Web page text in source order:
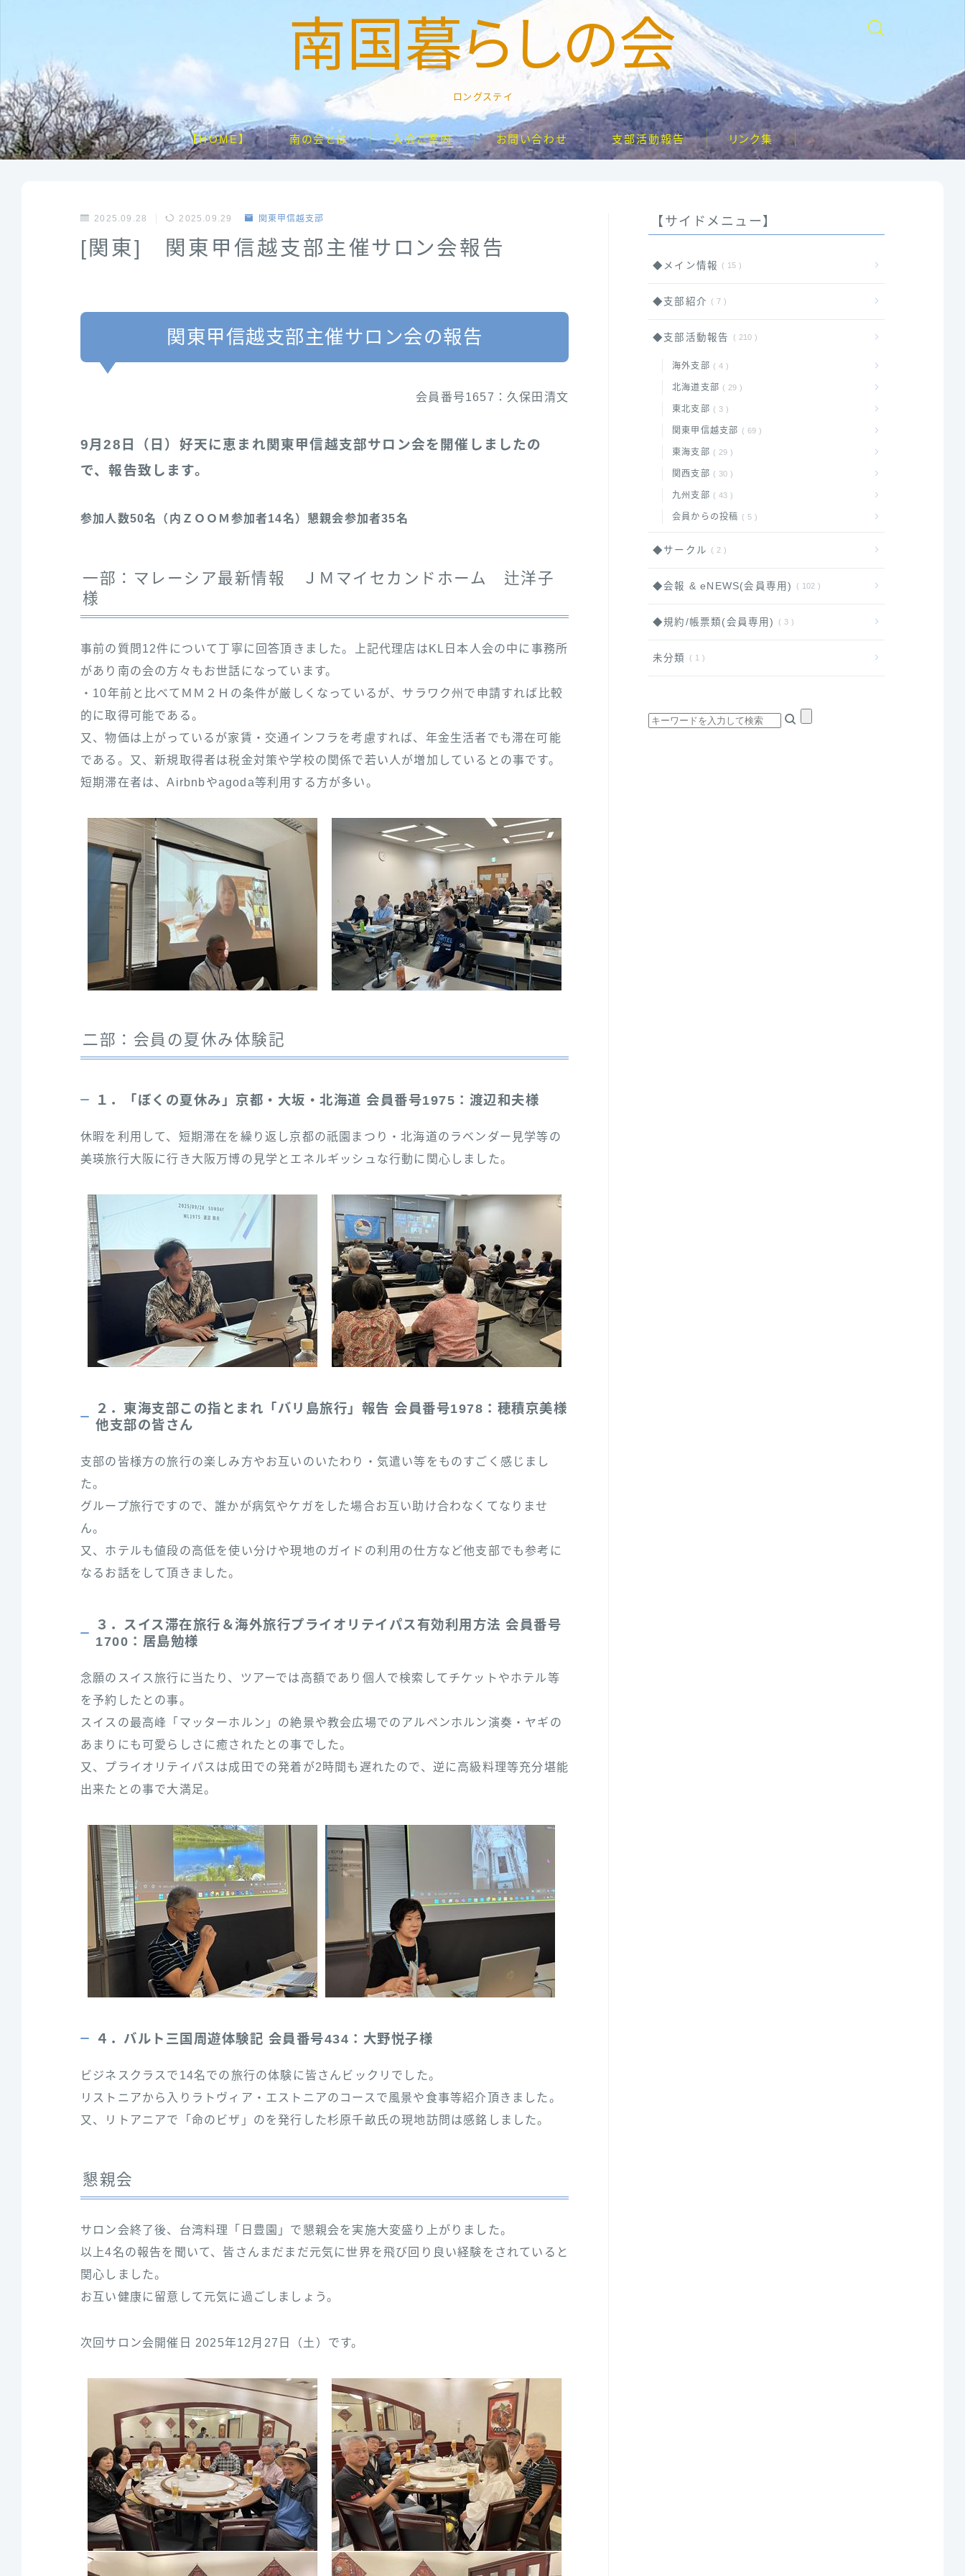
南国暮らしの会
ロングステイ
【HOME】 南の会とは 入会ご案内 お問い合わせ 支部活動報告 リンク集
2025.09.28 2025.09.29 関東甲信越支部
[関東] 関東甲信越支部主催サロン会報告
関東甲信越支部主催サロン会の報告
会員番号1657：久保田清文
9月28日（日）好天に恵まれ関東甲信越支部サロン会を開催しましたの
で、報告致します。
参加人数50名（内ＺＯＯＭ参加者14名）懇親会参加者35名
一部：マレーシア最新情報 ＪＭマイセカンドホーム 辻洋子
様
事前の質問12件について丁寧に回答頂きました。上記代理店はKL日本人会の中に事務所
があり南の会の方々もお世話になっています。
・10年前と比べてＭＭ２Ｈの条件が厳しくなっているが、サラワク州で申請すれば比較
的に取得可能である。
又、物価は上がっているが家賃・交通インフラを考慮すれば、年金生活者でも滞在可能
である。又、新規取得者は税金対策や学校の関係で若い人が増加しているとの事です。
短期滞在者は、Airbnbやagoda等利用する方が多い。
二部：会員の夏休み体験記
１．「ぼくの夏休み」京都・大坂・北海道 会員番号1975：渡辺和夫様
休暇を利用して、短期滞在を繰り返し京都の祇園まつり・北海道のラベンダー見学等の
美瑛旅行大阪に行き大阪万博の見学とエネルギッシュな行動に関心しました。
２．東海支部この指とまれ「バリ島旅行」報告 会員番号1978：穂積京美様
他支部の皆さん
支部の皆様方の旅行の楽しみ方やお互いのいたわり・気遣い等をものすごく感じまし
た。
グループ旅行ですので、誰かが病気やケガをした場合お互い助け合わなくてなりませ
ん。
又、ホテルも値段の高低を使い分けや現地のガイドの利用の仕方など他支部でも参考に
なるお話をして頂きました。
３．スイス滞在旅行＆海外旅行プライオリテイパス有効利用方法 会員番号
1700：居島勉様
念願のスイス旅行に当たり、ツアーでは高額であり個人で検索してチケットやホテル等
を予約したとの事。
スイスの最高峰「マッターホルン」の絶景や教会広場でのアルペンホルン演奏・ヤギの
あまりにも可愛らしさに癒されたとの事でした。
又、プライオリテイパスは成田での発着が2時間も遅れたので、逆に高級料理等充分堪能
出来たとの事で大満足。
４．バルト三国周遊体験記 会員番号434：大野悦子様
ビジネスクラスで14名での旅行の体験に皆さんビックリでした。
リストニアから入りラトヴィア・エストニアのコースで風景や食事等紹介頂きました。
又、リトアニアで「命のビザ」のを発行した杉原千畝氏の現地訪問は感銘しました。
懇親会
サロン会終了後、台湾料理「日豊園」で懇親会を実施大変盛り上がりました。
以上4名の報告を聞いて、皆さんまだまだ元気に世界を飛び回り良い経験をされていると
関心しました。
お互い健康に留意して元気に過ごしましょう。
次回サロン会開催日 2025年12月27日（土）です。
【サイドメニュー】
◆メイン情報 15
◆支部紹介 7
◆支部活動報告 210
海外支部 4
北海道支部 29
東北支部 3
関東甲信越支部 69
東海支部 29
関西支部 30
九州支部 43
会員からの投稿 5
◆サークル 2
◆会報 & eNEWS(会員専用) 102
◆規約/帳票類(会員専用) 3
未分類 1